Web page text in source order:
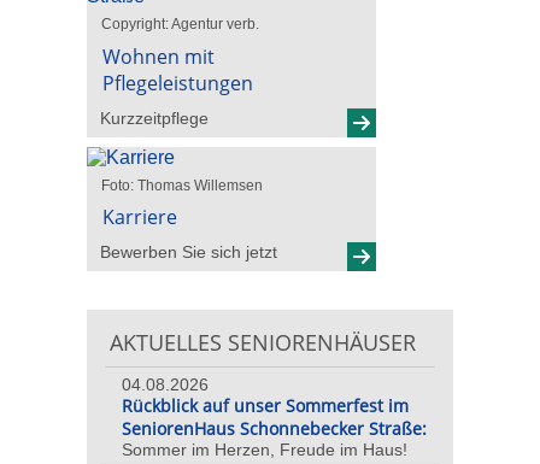
Copyright: Agentur verb.
Wohnen mit
Pflegeleistungen
Kurzzeitpflege
Foto: Thomas Willemsen
Karriere
Bewerben Sie sich jetzt
AKTUELLES SENIORENHÄUSER
04.08.2026
Rückblick auf unser Sommerfest im
SeniorenHaus Schonnebecker Straße:
Sommer im Herzen, Freude im Haus!